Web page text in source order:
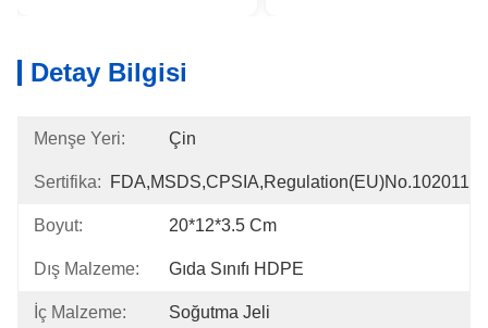
Detay Bilgisi
Menşe Yeri: Çin
Sertifika: FDA,MSDS,CPSIA,Regulation(EU)no.102011
Boyut: 20*12*3.5 Cm
Dış Malzeme: Gıda Sınıfı HDPE
İç Malzeme: Soğutma Jeli